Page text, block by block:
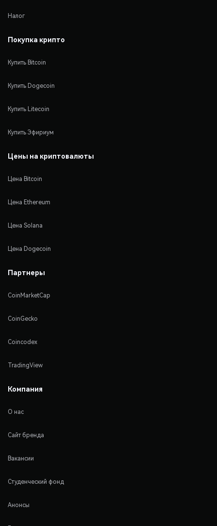
Налог
Покупка крипто
Купить Bitcoin
Купить Dogecoin
Купить Litecoin
Купить Эфириум
Цены на криптовалюты
Цена Bitcoin
Цена Ethereum
Цена Solana
Цена Dogecoin
Партнеры
CoinMarketCap
CoinGecko
Coincodex
TradingView
Компания
О нас
Сайт бренда
Вакансии
Студенческий фонд
Анонсы